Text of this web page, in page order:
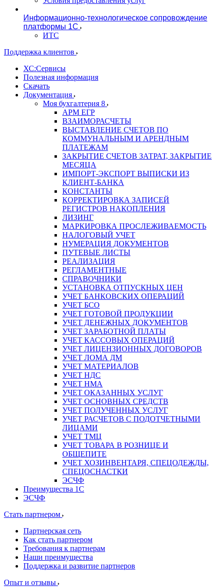
Информационно-технологическое сопровождение
платформы 1С
ИТС
Поддержка клиентов
ХС:Сервисы
Полезная информация
Скачать
Документация
Моя бухгалтерия 8
АРМ ЕГР
ВЗАИМОРАСЧЕТЫ
ВЫСТАВЛЕНИЕ СЧЕТОВ ПО
КОММУНАЛЬНЫМ И АРЕНДНЫМ
ПЛАТЕЖАМ
ЗАКРЫТИЕ СЧЕТОВ ЗАТРАТ, ЗАКРЫТИЕ
МЕСЯЦА
ИМПОРТ-ЭКСПОРТ ВЫПИСКИ ИЗ
КЛИЕНТ-БАНКА
КОНСТАНТЫ
КОРРЕКТИРОВКА ЗАПИСЕЙ
РЕГИСТРОВ НАКОПЛЕНИЯ
ЛИЗИНГ
МАРКИРОВКА ПРОСЛЕЖИВАЕМОСТЬ
НАЛОГОВЫЙ УЧЕТ
НУМЕРАЦИЯ ДОКУМЕНТОВ
ПУТЕВЫЕ ЛИСТЫ
РЕАЛИЗАЦИЯ
РЕГЛАМЕНТНЫЕ
СПРАВОЧНИКИ
УСТАНОВКА ОТПУСКНЫХ ЦЕН
УЧЕТ БАНКОВСКИХ ОПЕРАЦИЙ
УЧЕТ БСО
УЧЕТ ГОТОВОЙ ПРОДУКЦИИ
УЧЕТ ДЕНЕЖНЫХ ДОКУМЕНТОВ
УЧЕТ ЗАРАБОТНОЙ ПЛАТЫ
УЧЕТ КАССОВЫХ ОПЕРАЦИЙ
УЧЕТ ЛИЦЕНЗИОННЫХ ДОГОВОРОВ
УЧЕТ ЛОМА ДМ
УЧЕТ МАТЕРИАЛОВ
УЧЕТ НДС
УЧЕТ НМА
УЧЕТ ОКАЗАННЫХ УСЛУГ
УЧЕТ ОСНОВНЫХ СРЕДСТВ
УЧЕТ ПОЛУЧЕННЫХ УСЛУГ
УЧЕТ РАСЧЕТОВ С ПОДОТЧЕТНЫМИ
ЛИЦАМИ
УЧЕТ ТМЦ
УЧЕТ ТОВАРА В РОЗНИЦЕ И
ОБЩЕПИТЕ
УЧЕТ ХОЗИНВЕНТАРЯ, СПЕЦОДЕЖДЫ,
СПЕЦОСНАСТКИ
ЭСЧФ
Преимущества 1С
ЭСЧФ
Стать партнером
Партнерская сеть
Как стать партнером
Требования к партнерам
Наши преимущества
Поддержка и развитие партнеров
Опыт и отзывы